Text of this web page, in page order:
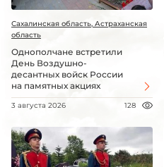
Сахалинская область, Астраханская
область
Однополчане встретили
День Воздушно-
десантных войск России
на памятных акциях
3 августа 2026 128